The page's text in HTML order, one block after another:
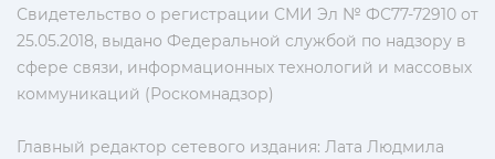
Свидетельство о регистрации СМИ Эл № ФС77-72910 от
25.05.2018, выдано Федеральной службой по надзору в
сфере связи, информационных технологий и массовых
коммуникаций (Роскомнадзор)
Главный редактор сетевого издания: Лата Людмила